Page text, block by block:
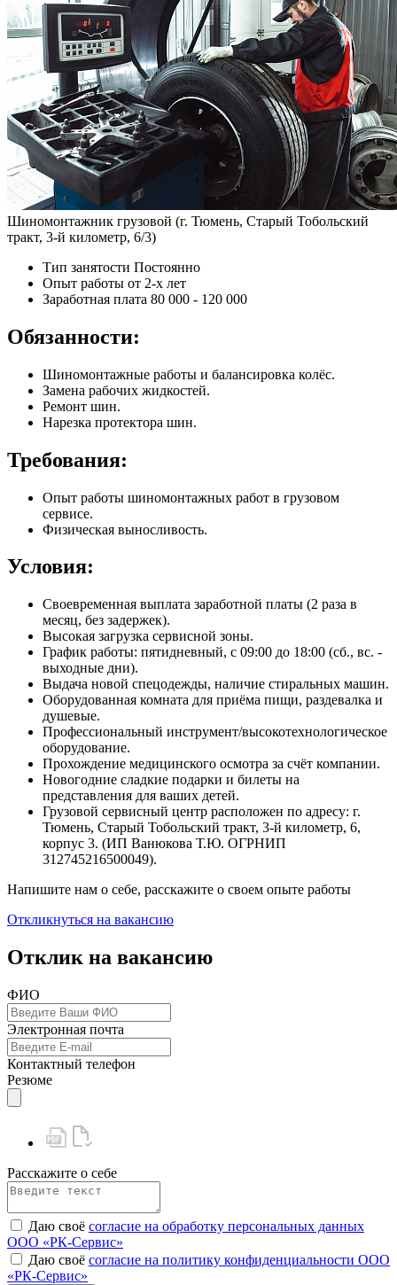
Шиномонтажник грузовой (г. Тюмень, Старый Тобольский
тракт, 3-й километр, 6/3)
Тип занятости Постоянно
Опыт работы от 2-х лет
Заработная плата 80 000 - 120 000
Обязанности:
Шиномонтажные работы и балансировка колёс.
Замена рабочих жидкостей.
Ремонт шин.
Нарезка протектора шин.
Требования:
Опыт работы шиномонтажных работ в грузовом
сервисе.
Физическая выносливость.
Условия:
Своевременная выплата заработной платы (2 раза в
месяц, без задержек).
Высокая загрузка сервисной зоны.
График работы: пятидневный, с 09:00 до 18:00 (сб., вс. -
выходные дни).
Выдача новой спецодежды, наличие стиральных машин.
Оборудованная комната для приёма пищи, раздевалка и
душевые.
Профессиональный инструмент/высокотехнологическое
оборудование.
Прохождение медицинского осмотра за счёт компании.
Новогодние сладкие подарки и билеты на
представления для ваших детей.
Грузовой сервисный центр расположен по адресу: г.
Тюмень, Старый Тобольский тракт, 3-й километр, 6,
корпус 3. (ИП Ванюкова Т.Ю. ОГРНИП
312745216500049).
Напишите нам о себе, расскажите о своем опыте работы
Откликнуться на вакансию
Отклик на вакансию
ФИО
Электронная почта
Контактный телефон
Резюме
Расскажите о себе
Даю своё согласие на обработку персональных данных
ООО «РК-Сервис»
Даю своё согласие на политику конфиденциальности ООО
«РК-Сервис»